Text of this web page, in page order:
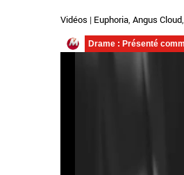
Vidéos | Euphoria, Angus Cloud,